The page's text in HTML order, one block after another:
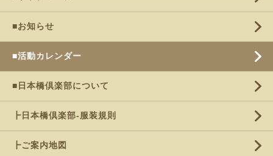
■お知らせ
■活動カレンダー
■日本橋倶楽部について
┣日本橋倶楽部-服装規則
┣ご案内地図